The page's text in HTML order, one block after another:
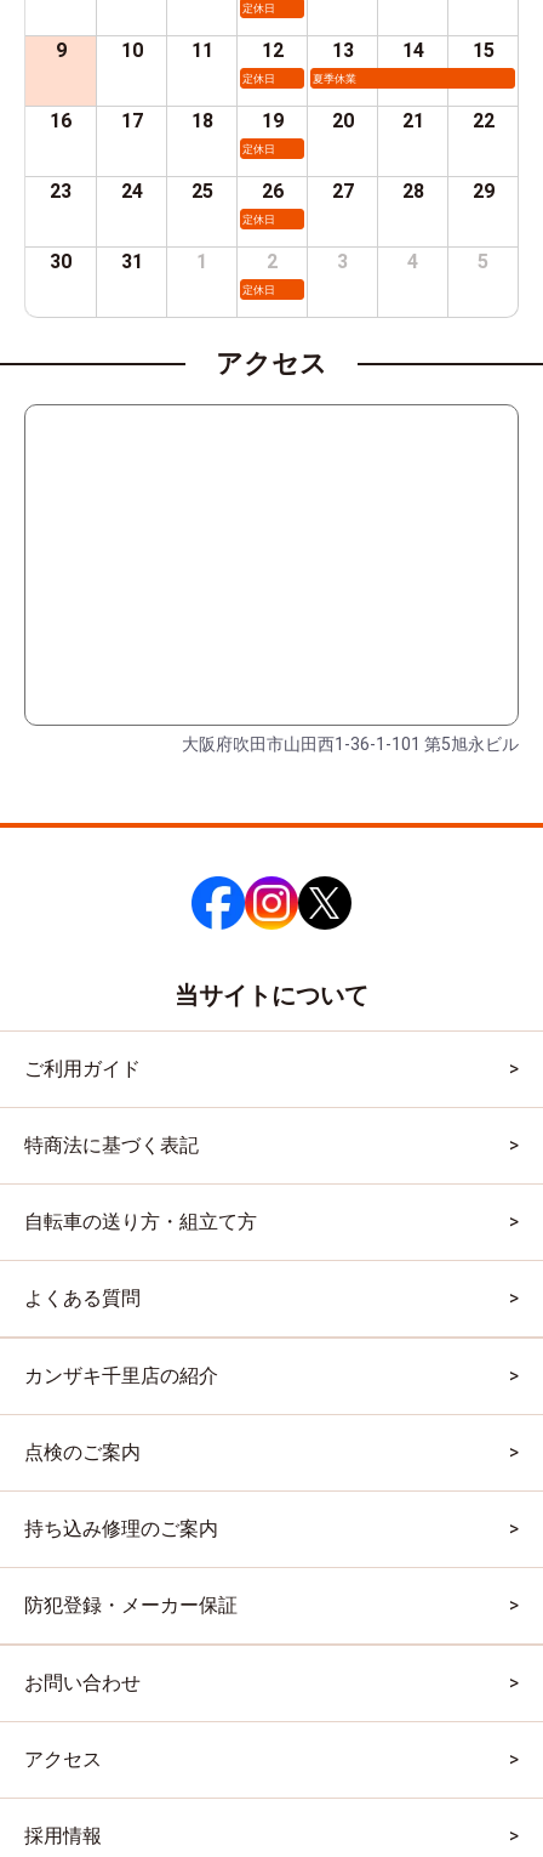
定休日
9 10 11 12
定休日
13
夏季休業
14 15
16 17 18 19
定休日
20 21 22
23 24 25 26
定休日
27 28 29
30 31 1 2
定休日
3 4 5
アクセス
大阪府吹田市山田西1-36-1-101 第5旭永ビル
当サイトについて
ご利用ガイド
特商法に基づく表記
自転車の送り方・組立て方
よくある質問
カンザキ千里店の紹介
点検のご案内
持ち込み修理のご案内
防犯登録・メーカー保証
お問い合わせ
アクセス
採用情報